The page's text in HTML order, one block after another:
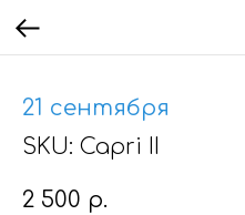
21 сентября
SKU: Capri II
2 500 р.